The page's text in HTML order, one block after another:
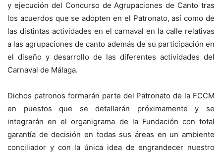
y ejecución del Concurso de Agrupaciones de Canto tras
los acuerdos que se adopten en el Patronato, así como de
las distintas actividades en el carnaval en la calle relativas
a las agrupaciones de canto además de su participación en
el diseño y desarrollo de las diferentes actividades del
Carnaval de Málaga.
Dichos patronos formarán parte del Patronato de la FCCM
en puestos que se detallarán próximamente y se
integrarán en el organigrama de la Fundación con total
garantía de decisión en todas sus áreas en un ambiente
conciliador y con la única idea de engrandecer nuestro